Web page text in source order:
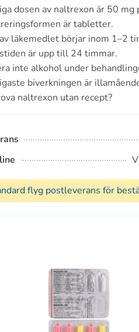
dosen av naltrexon är 50 mg
är tabletter.
läkemedlet börjar inom 1–2
är upp till 24 timmar.
inte alkohol under
biverkningen är
naltrexon utan recept?
flyg postleverans för